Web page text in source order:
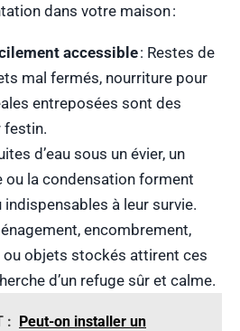
dans votre maison :
accessible: Restes de
mal fermés, nourriture pour
entreposées sont des
festin.
d’eau sous un évier, un
ou la condensation forment
indispensables à leur survie.
encombrement,
objets stockés attirent ces
d’un refuge sûr et calme.
: Peut-on installer un